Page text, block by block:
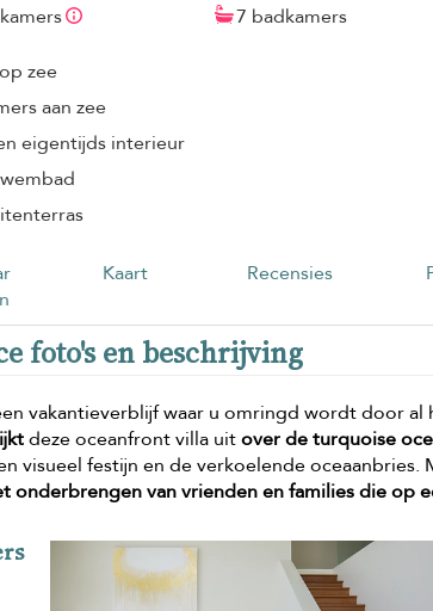
7 badkamers
zee
aan zee
eigentijds interieur
Kaart Recensies
foto's en beschrijving
vakantieverblijf waar u omringd wordt door
deze oceanfront villa uitover de turquoise
visueel festijn en de verkoelende oceaanbries.
onderbrengen van vrienden en families die op